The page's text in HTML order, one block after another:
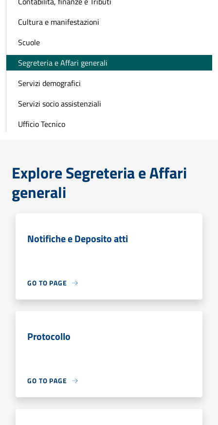
Cultura e manifestazioni
Scuole
Segreteria e Affari generali
Servizi demografici
Servizi socio assistenziali
Ufficio Tecnico
Explore Segreteria e Affari
generali
Notifiche e Deposito atti
GO TO PAGE
Protocollo
GO TO PAGE